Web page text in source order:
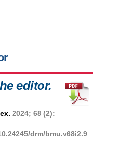
editor.
2024; 68 (2):
drm/bmu.v68i2.9